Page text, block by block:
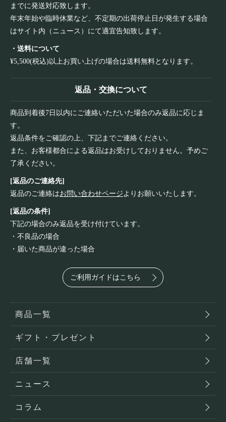
までに発送対応致します。
年末年始や臨時休業など、不定期の出荷停止日が発生する場合
はサイト内（ニュース）にて適宜告知致します。
・送料について
¥5,500(税込)以上お買い上げの場合は送料無料となります。
返品・交換について
商品到着後7日以内にご連絡いただいた場合のみ返品に応じま
す。
返品条件をご確認の上、下記までご連絡ください。
また、お客様都合による返品はお受けしておりません。予めご
了承ください。
[返品のご連絡先]
返品のご連絡はお問い合わせページよりお願いいたします。
[返品の条件]
下記の場合のみ返品を受け付けています。
・不良品の場合
・届いた商品が違った場合
ご利用ガイドはこちら
商品一覧
ギフト・プレゼント
店舗一覧
ニュース
コラム